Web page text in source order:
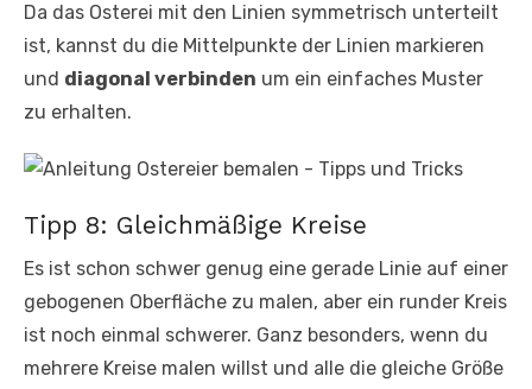
Da das Osterei mit den Linien symmetrisch unterteilt
ist, kannst du die Mittelpunkte der Linien markieren
und diagonal verbinden um ein einfaches Muster
zu erhalten.
Tipp 8: Gleichmäßige Kreise
Es ist schon schwer genug eine gerade Linie auf einer
gebogenen Oberfläche zu malen, aber ein runder Kreis
ist noch einmal schwerer. Ganz besonders, wenn du
mehrere Kreise malen willst und alle die gleiche Größe